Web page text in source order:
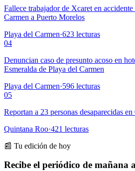
Fallece trabajador de Xcaret en
Carmen a Puerto Morelos
Playa del Carmen·623 lecturas
04
Denuncian caso de presunto acoso en
Esmeralda de Playa del Carmen
Playa del Carmen·596 lecturas
05
Reportan a 23 personas desaparecidas
Quintana Roo·421 lecturas
📰 Tu edición de hoy
Recibe el periódico de mañana